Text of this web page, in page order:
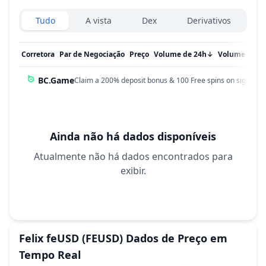
Exchanges type
Tudo A vista Dex Derivativos
Corretora Par de Negociação Preço ↓
Volume de 24h Volume em %
BC.GameClaim a 200% deposit bonus & 100 Free spins on sign up!
Ainda não há dados disponíveis
Atualmente não há dados encontrados para
exibir.
Felix feUSD (FEUSD) Dados de Preço em
Tempo Real